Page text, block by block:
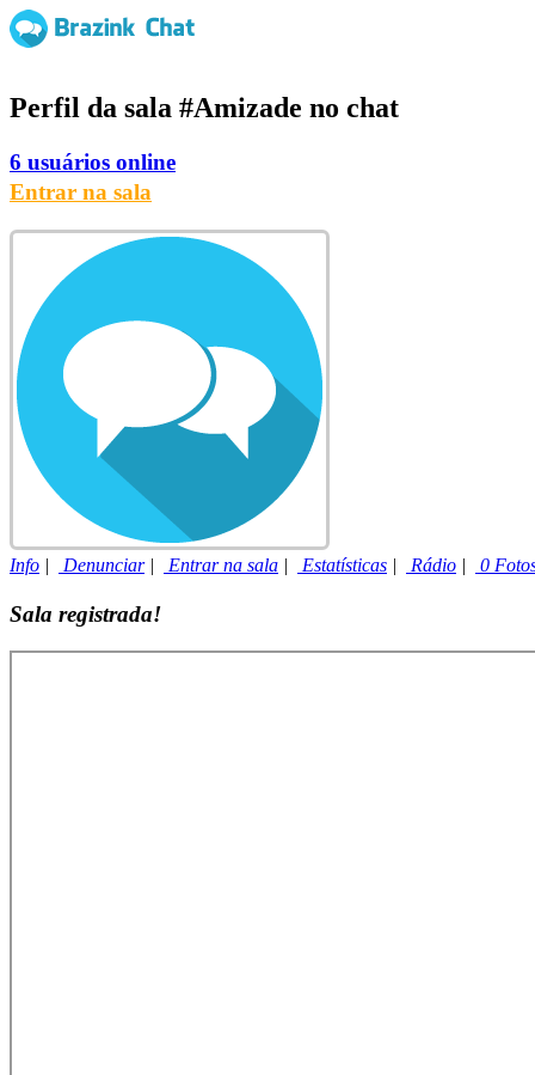
Perfil da sala #Amizade no chat
6 usuários online
Entrar na sala
Info | Denunciar| Entrar na sala | Estatísticas | Rádio | 0
Sala registrada!